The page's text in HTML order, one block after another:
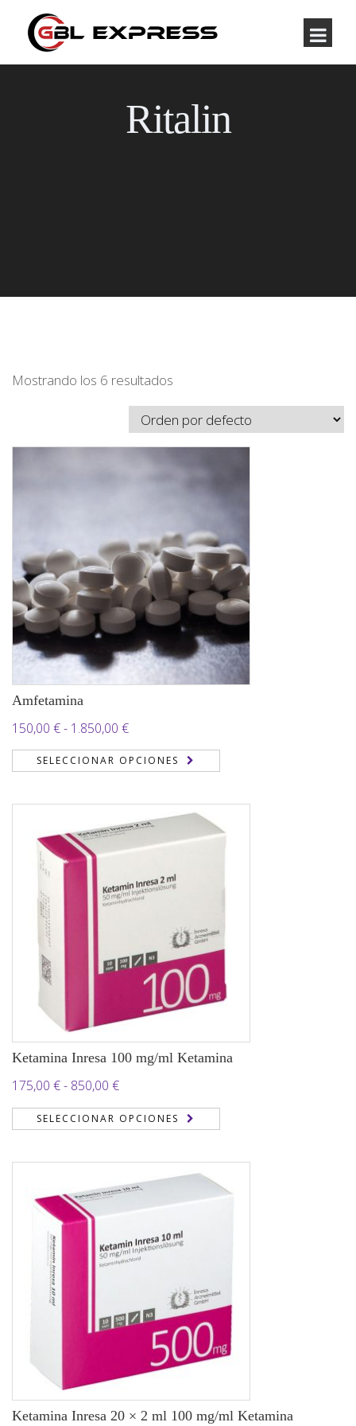
Ritalin
Mostrando los 6 resultados
Amfetamina
150,00 €- 1.850,00 €Rango
de
precios:
150,00 €
hasta
1.850,00 €
SELECCIONAR OPCIONES
Ketamina Inresa 100 mg/ml Ketamina
175,00 €- 850,00 €Rango
de
precios:
175,00 €
hasta
SELECCIONAR OPCIONES
Ketamina Inresa 20 × 2 ml 100 mg/ml Ketamina